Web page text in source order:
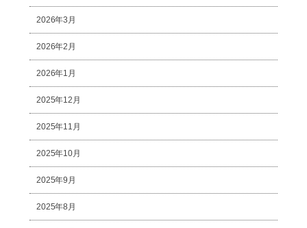
2026年3月
2026年2月
2026年1月
2025年12月
2025年11月
2025年10月
2025年9月
2025年8月